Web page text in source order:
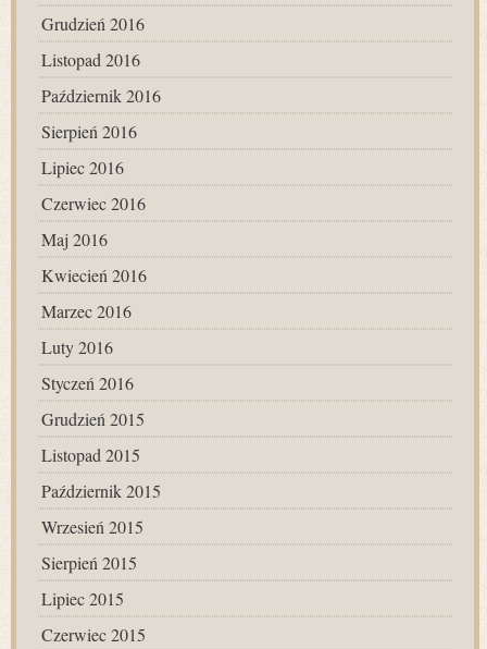
Grudzień 2016
Listopad 2016
Październik 2016
Sierpień 2016
Lipiec 2016
Czerwiec 2016
Maj 2016
Kwiecień 2016
Marzec 2016
Luty 2016
Styczeń 2016
Grudzień 2015
Listopad 2015
Październik 2015
Wrzesień 2015
Sierpień 2015
Lipiec 2015
Czerwiec 2015